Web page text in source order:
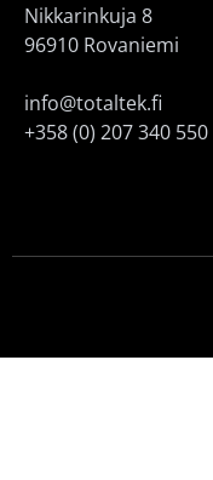
Nikkarinkuja 8
96910 Rovaniemi
info@totaltek.fi
+358 (0) 207 340 550